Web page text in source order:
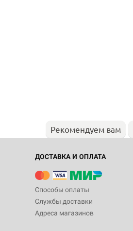
Рекомендуем вам
ДОСТАВКА И ОПЛАТА
Способы оплаты
Службы доставки
Адреса магазинов